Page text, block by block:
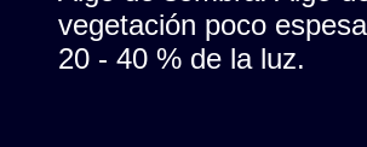
vegetación poco
20 - 40 % de la luz.